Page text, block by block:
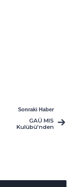
Sonraki Haber
GAÜ MIS
Kulübü’nden